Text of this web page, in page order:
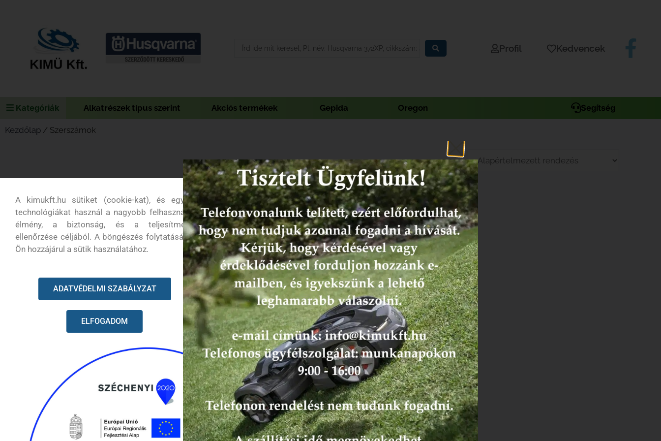
Profil Kedvencek
Kategóriák Alkatrészek típus szerint Akciós termékek Gepida Oregon Segítség
Kezdőlap / Szerszámok
4 350
A kimukft.hu sütiket (cookie-kat), és egyéb
technológiákat használ a nagyobb felhasználói
élmény, a biztonság, és a teljesítmény
ellenőrzése céljából. A böngészés folytatásával
Ön hozzájárul a sütik használatához.
ADATVÉDELMI SZABÁLYZAT
ELFOGADOM